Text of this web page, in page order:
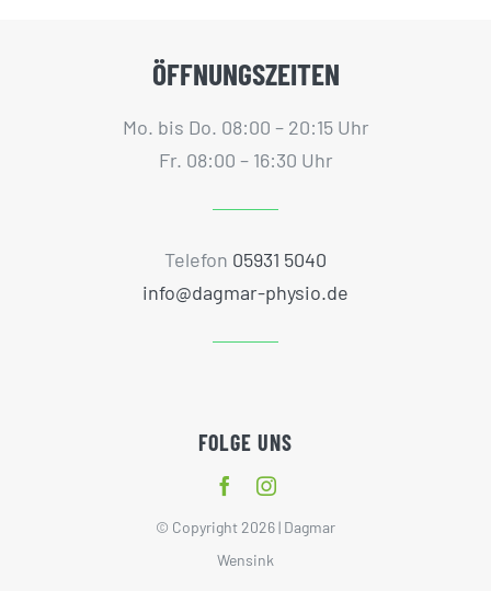
ÖFFNUNGSZEITEN
Mo. bis Do. 08:00 – 20:15 Uhr
Fr. 08:00 – 16:30 Uhr
Telefon 05931 5040
info@dagmar-physio.de
FOLGE UNS
© Copyright 2026 | Dagmar
Wensink